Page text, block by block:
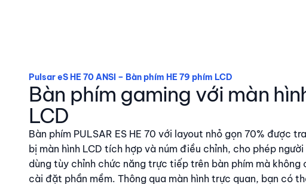
Pulsar eS HE 70 ANSI – Bàn phím HE 79 phím LCD
Bàn phím gaming với màn
LCD
Bàn phím PULSAR ES HE 70 với layout nhỏ gọn 70% được
bị màn hình LCD tích hợp và núm điều chỉnh, cho phép người
dùng tùy chỉnh chức năng trực tiếp trên bàn phím mà không
cài đặt phần mềm. Thông qua màn hình trực quan, bạn có